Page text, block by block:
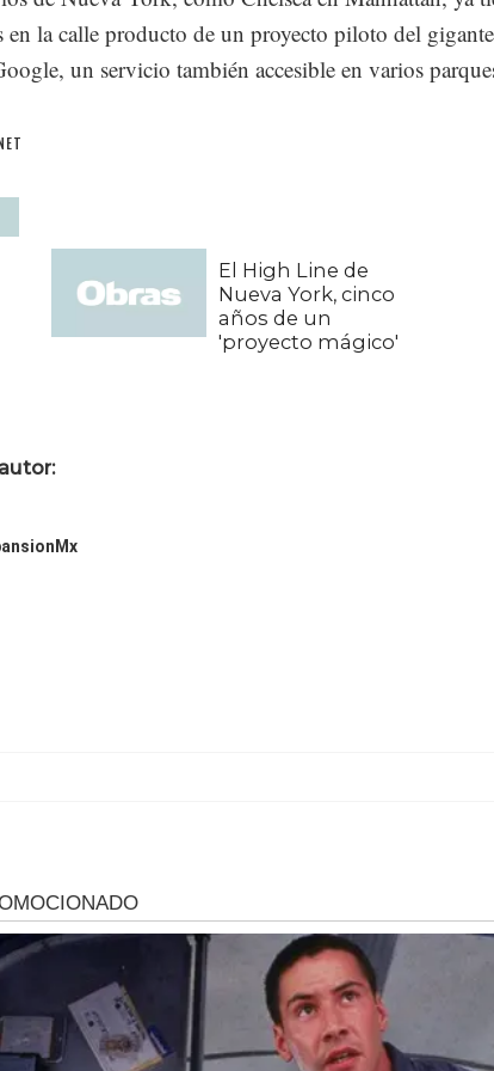
en la calle producto de un proyecto piloto del gigante
un servicio también accesible en varios
El High Line de
Nueva York, cinco
años de un
'proyecto mágico'